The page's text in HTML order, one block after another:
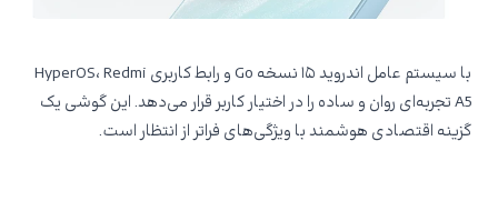
با سیستم عامل اندروید ۱۵ نسخه Go و رابط کاربری HyperOS، Redmi
A5 تجربه‌ای روان و ساده را در اختیار کاربر قرار می‌دهد. این گوشی یک
گزینه اقتصادی هوشمند با ویژگی‌های فراتر از انتظار است.